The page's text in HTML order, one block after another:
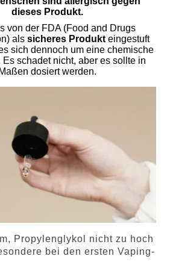
dieses Produkt.
von der FDA (Food and Drugs
als sicheres Produkteingestuft
sich dennoch um eine chemische
Es schadet nicht, aber es sollte in
Maßen dosiert werden.
Propylenglykol nicht zu hoch
bei den ersten Vaping-